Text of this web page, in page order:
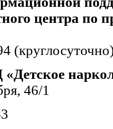
центра по
46/1